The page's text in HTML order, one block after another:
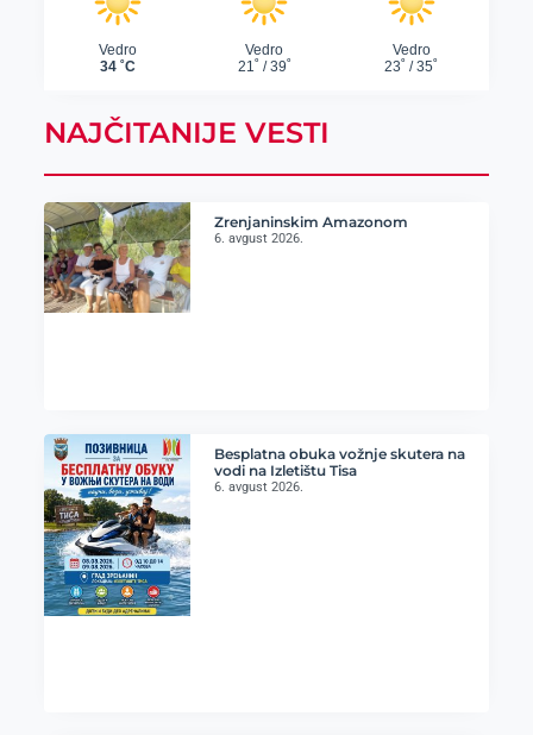
NAJČITANIJE VESTI
Zrenjaninskim Amazonom
6. avgust 2026.
Besplatna obuka vožnje skutera na
vodi na Izletištu Tisa
6. avgust 2026.